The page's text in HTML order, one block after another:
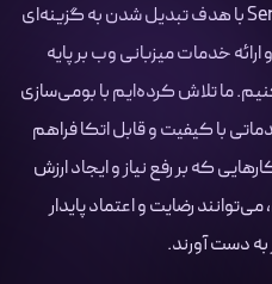
بیش از یک دهه است که در Server.ir با هدف تبدیل شدن به گزینه‌ای
ارائه خدمات میزبانی وب بر پایه
ما تلاش کرده‌ایم با بومی‌سازی
با کیفیت و قابل اتکا فراهم
که بر رفع نیاز و ایجاد ارزش
می‌توانند رضایت و اعتماد پایدار
به دست آورند.